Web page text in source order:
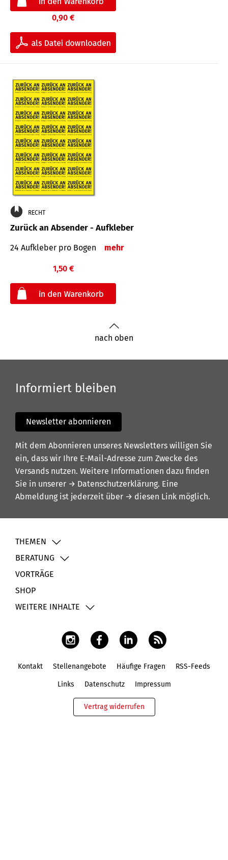
0,90 €
RECHT
Zurück an Absender - Aufkleber
24 Aufkleber pro Bogen mehr
1,50 €
nach oben
Informiert bleiben
Newsletter abonnieren
Mit dem Abonnieren unseres Newsletters willigen Sie
ein, dass wir Ihre E-Mail-Adresse zum Zwecke des
Versands nutzen. Weitere Informationen dazu finden
Sie in unserer → Datenschutzerklärung. Eine
Abmeldung ist jederzeit über → diesen Link möglich.
THEMEN
BERATUNG
VORTRÄGE
SHOP
WEITERE INHALTE
Kontakt Stellenangebote Häufige Fragen RSS-Feeds
Links Datenschutz Impressum
Vertrag widerrufen